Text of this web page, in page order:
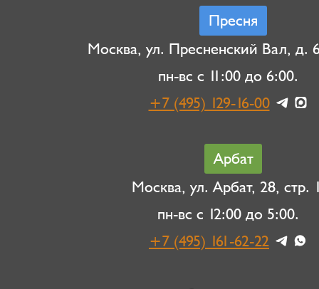
Пресня
Москва, ул. Пресненский Вал, д.
пн-вс с 11:00 до 6:00.
+7 (495) 129-16-00
Арбат
Москва, ул. Арбат, 28, стр.
пн-вс с 12:00 до 5:00.
+7 (495) 161-62-22